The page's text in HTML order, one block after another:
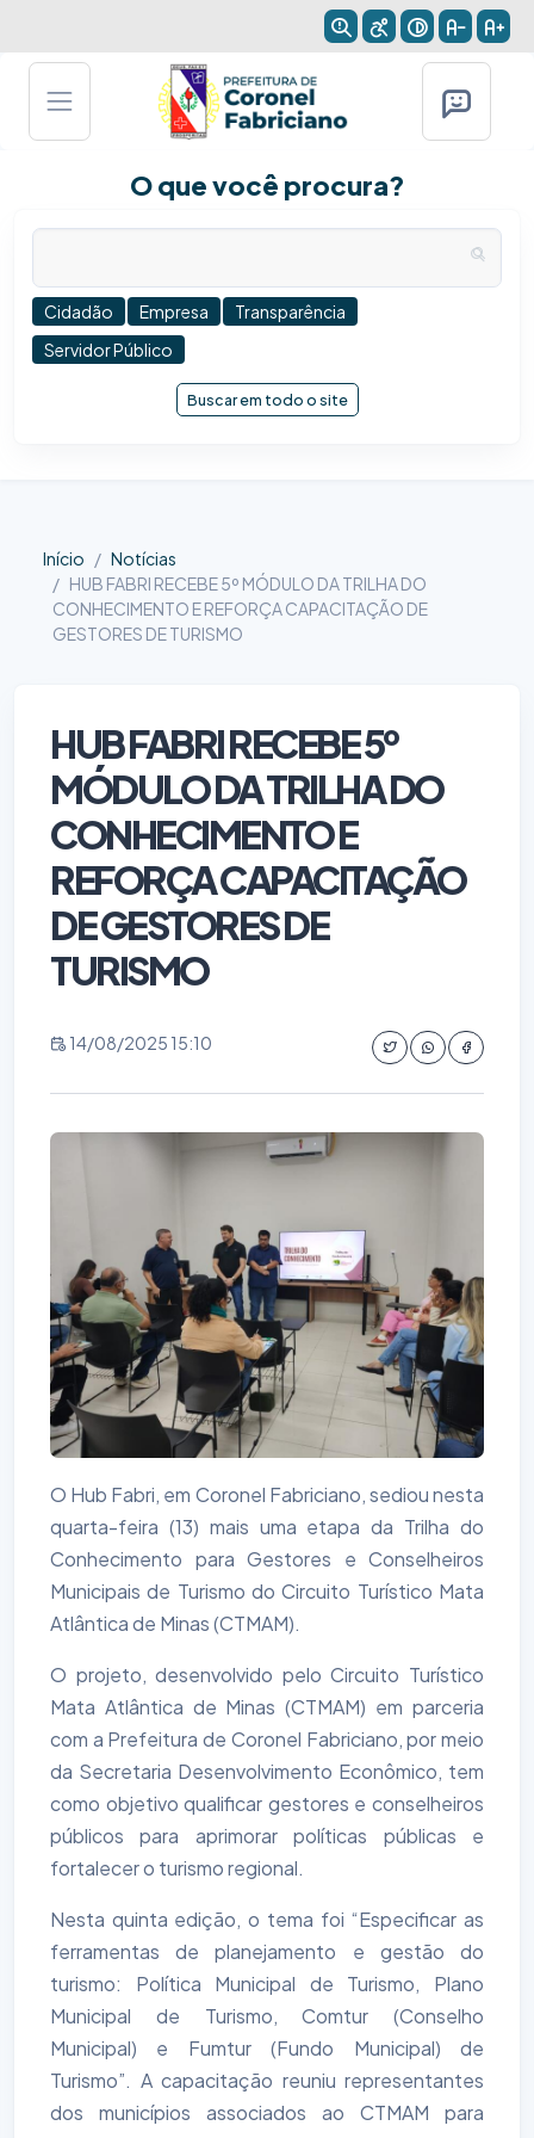
O que você procura?
Cidadão Empresa
Transparência
Servidor Público
Buscar em todo o site
Início
Notícias
HUB FABRI RECEBE 5º MÓDULO DA TRILHA DO
CONHECIMENTO E REFORÇA CAPACITAÇÃO DE
GESTORES DE TURISMO
HUB FABRI RECEBE 5º
MÓDULO DA TRILHA DO
CONHECIMENTO E
REFORÇA CAPACITAÇÃO
DE GESTORES DE
TURISMO
14/08/2025 15:10
O Hub Fabri, em Coronel Fabriciano, sediou nesta
quarta-feira (13) mais uma etapa da Trilha do
Conhecimento para Gestores e Conselheiros
Municipais de Turismo do Circuito Turístico Mata
Atlântica de Minas (CTMAM).
O projeto, desenvolvido pelo Circuito Turístico
Mata Atlântica de Minas (CTMAM) em parceria
com a Prefeitura de Coronel Fabriciano, por meio
da Secretaria Desenvolvimento Econômico, tem
como objetivo qualificar gestores e conselheiros
públicos para aprimorar políticas públicas e
fortalecer o turismo regional.
Nesta quinta edição, o tema foi “Especificar as
ferramentas de planejamento e gestão do
turismo: Política Municipal de Turismo, Plano
Municipal de Turismo, Comtur (Conselho
Municipal) e Fumtur (Fundo Municipal) de
Turismo”. A capacitação reuniu representantes
dos municípios associados ao CTMAM para